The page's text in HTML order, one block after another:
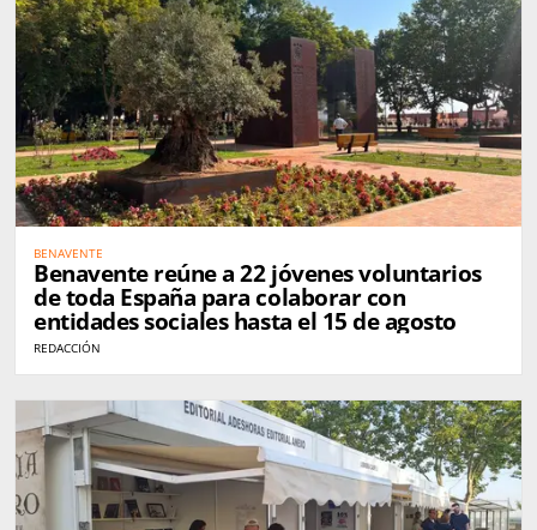
BENAVENTE
Benavente reúne a 22 jóvenes voluntarios
de toda España para colaborar con
entidades sociales hasta el 15 de agosto
REDACCIÓN